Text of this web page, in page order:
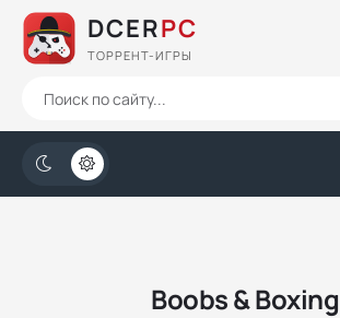
DCERPC
ТОРРЕНТ-ИГРЫ
Boobs & Boxing